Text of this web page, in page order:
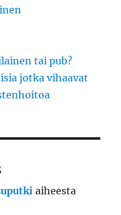
tai pub?
jotka vihaavat
aiheesta